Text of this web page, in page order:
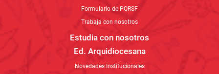
Formulario de PQRSF
Trabaja con nosotros
Estudia con nosotros
Ed. Arquidiocesana
Novedades Institucionales